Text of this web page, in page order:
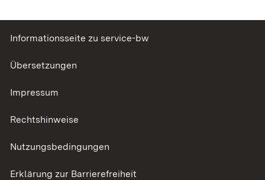
Informationsseite zu service-bw
Übersetzungen
Impressum
Rechtshinweise
Nutzungsbedingungen
Erklärung zur Barrierefreiheit